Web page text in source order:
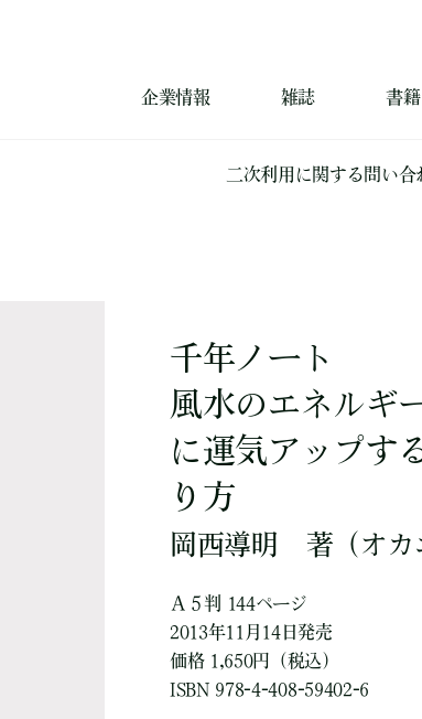
企業情報 雑誌 書籍
二次利用に関する問い合
千年ノート
風水のエネルギ
に運気アップす
り方
岡西導明 著 （オ
Ａ５判 144ページ
2013年11月14日発売
価格 1,650円（税込）
ISBN 978-4-408-59402-6